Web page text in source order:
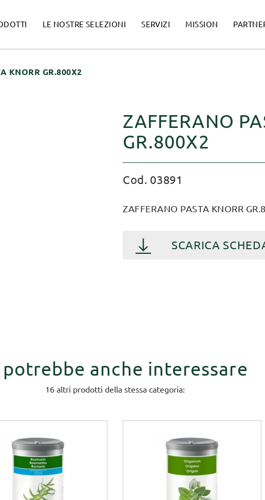
LE NOSTRE SELEZIONI SERVIZI MISSION
KNORR GR.800X2
ZAFFERANO
GR.800X2
Cod. 03891
ZAFFERANO PASTA KNORR
SCARICA
potrebbe anche interessare
16 altri prodotti della stessa categoria: